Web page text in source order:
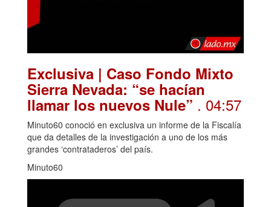
Exclusiva | Caso Fondo Mixto
Sierra Nevada: “se hacían
llamar los nuevos Nule” . 04:57
Minuto60 conoció en exclusiva un informe de la Fiscalía
que da detalles de la investigación a uno de los más
grandes ‘contrataderos’ del país.
Minuto60